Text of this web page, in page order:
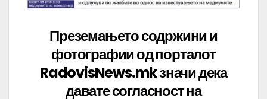
Преземањето содржини и
фотографии од порталот
RadovisNews.mk значи дека
даватесогласност на